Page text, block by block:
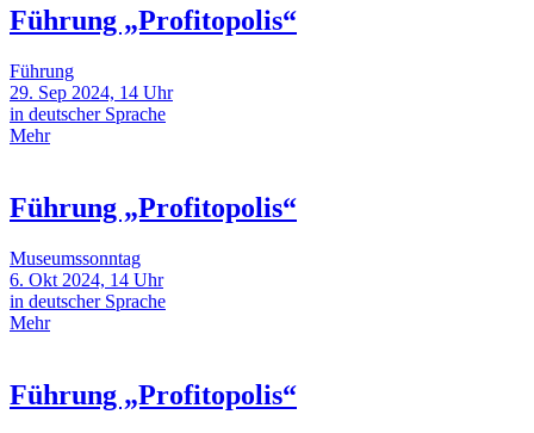
Führung „Profitopolis“
Führung
29. Sep 2024, 14 Uhr
in deutscher Sprache
Mehr
Führung „Profitopolis“
Museumssonntag
6. Okt 2024, 14 Uhr
in deutscher Sprache
Mehr
Führung „Profitopolis“